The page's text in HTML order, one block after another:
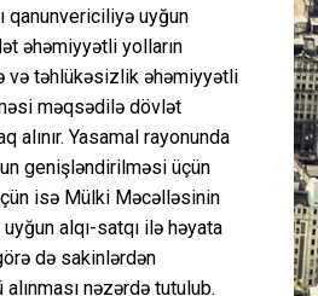
qanunvericiliyə uyğun
əhəmiyyətli yolların
və təhlükəsizlik əhəmiyyətli
məqsədilə dövlət
alınır. Yasamal rayonunda
genişləndirilməsi üçün
isə Mülki Məcəlləsinin
alqı-satqı ilə həyata
də sakinlərdən
nəzərdə tutulub.